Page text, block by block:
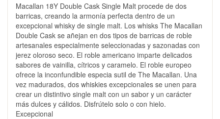
Macallan 18Y Double Cask Single Malt procede de dos
barricas, creando la armonía perfecta dentro de un
excepcional whisky de single malt. Los whisks The Macallan
Double Cask se añejan en dos tipos de barricas de roble
artesanales especialmente seleccionadas y sazonadas con
jerez oloroso seco. El roble americano imparte delicados
sabores de vainilla, cítricos y caramelo. El roble europeo
ofrece la inconfundible especia sutil de The Macallan. Una
vez madurados, dos whiskies excepcionales se unen para
crear un distintivo single malt con un sabor y un carácter
más dulces y cálidos. Disfrútelo solo o con hielo.
Excepcional